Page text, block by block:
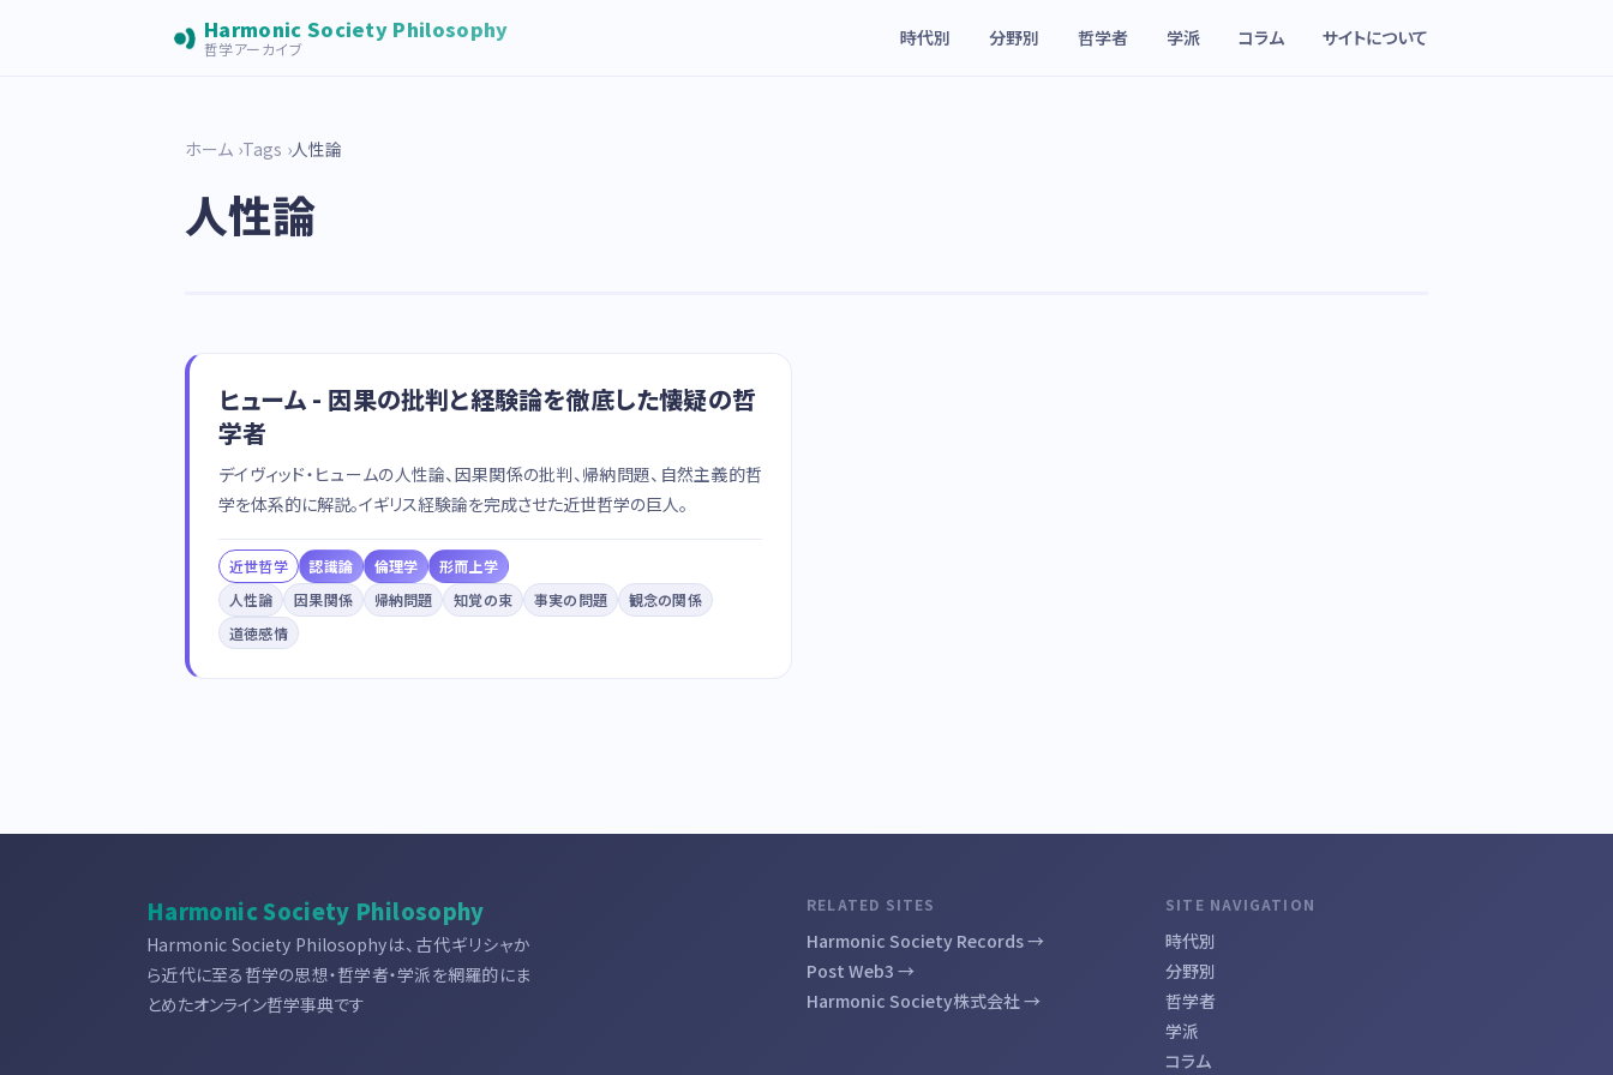
Harmonic Society Philosophy
哲学アーカイブ 時代別 分野別 哲学者 学派 コラム サイトについて
ホーム Tags 人性論
人性論
ヒューム - 因果の批判と経験論を徹底した懐疑の哲
学者
デイヴィッド・ヒュームの人性論、因果関係の批判、帰納問題、自然主義的哲
学を体系的に解説。イギリス経験論を完成させた近世哲学の巨人。
近世哲学 認識論 倫理学
形而上学
人性論
因果関係 帰納問題 知覚の束 事実の問題
観念の関係
道徳感情
Harmonic Society Philosophy
Harmonic Society Philosophyは、古代ギリシャか
ら近代に至る哲学の思想・哲学者・学派を網羅的にま
とめたオンライン哲学事典です
RELATED SITES
Harmonic Society Records →
Post Web3 →
Harmonic Society株式会社 →
SITE NAVIGATION
時代別
分野別
哲学者
学派
コラム